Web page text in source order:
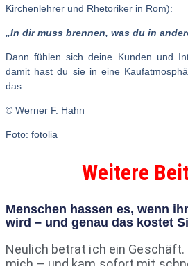
Kirchenlehrer und Rhetoriker in Rom):
„In dir muss brennen, was du in
Dann fühlen sich deine Kunden und
damit hast du sie in eine
das.
© Werner F. Hahn
Foto: fotolia
Weitere
Menschen hassen es, wenn
wird – und genau das kostet
Neulich betrat ich ein Geschäft.